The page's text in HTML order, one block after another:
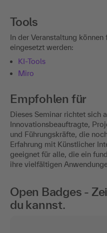
Tools
In der Veranstaltung
eingesetzt werden:
KI-Tools
Miro
Empfohlen für
Dieses Seminar richtet sich
Innovationsbeauftragte,
und Führungskräfte, die
Erfahrung mit Künstlicher
geeignet für alle, die ein
ihre vielfältigen
Open Badges -
du kannst.